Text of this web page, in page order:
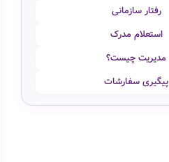
رفتار سازمانی
استعلام مدرک
مدیریت چیست؟
پیگیری سفارشات